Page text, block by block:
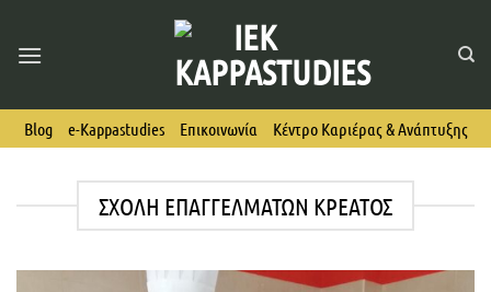
content
Blog e-Kappastudies Επικοινωνία Κέντρο Καριέρας & Ανάπτυξης
ΣΧΟΛΉ ΕΠΑΓΓΕΛΜΆΤΩΝ ΚΡΈΑΤΟΣ